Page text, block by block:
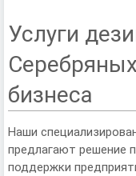
Услуги
бизнеса
Наши
предлагают решение
поддержки